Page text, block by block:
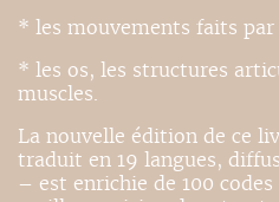
* les mouvements faits
* les os, les structures
muscles.
La nouvelle édition de ce
traduit en 19 langues,
– est enrichie de 100